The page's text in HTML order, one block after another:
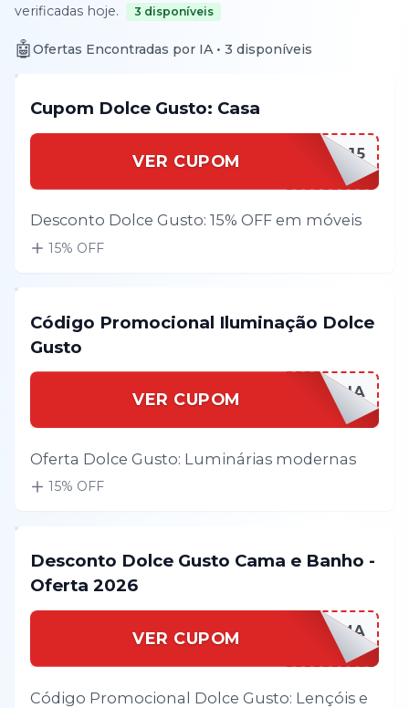
verificadas hoje.
3 disponíveis
🤖Ofertas Encontradas por IA •3 disponíveis
Cupom Dolce Gusto: Casa
VER CUPOMDOLCEGCASA15
Desconto Dolce Gusto: 15% OFF em móveis
15% OFF
Código Promocional Iluminação Dolce
Gusto
VER CUPOMDOLCEGILUMINA
Oferta Dolce Gusto: Luminárias modernas
15% OFF
Desconto Dolce Gusto Cama e Banho -
Oferta 2026
VER CUPOM DOLCEGCAMA
Código Promocional Dolce Gusto: Lençóis e